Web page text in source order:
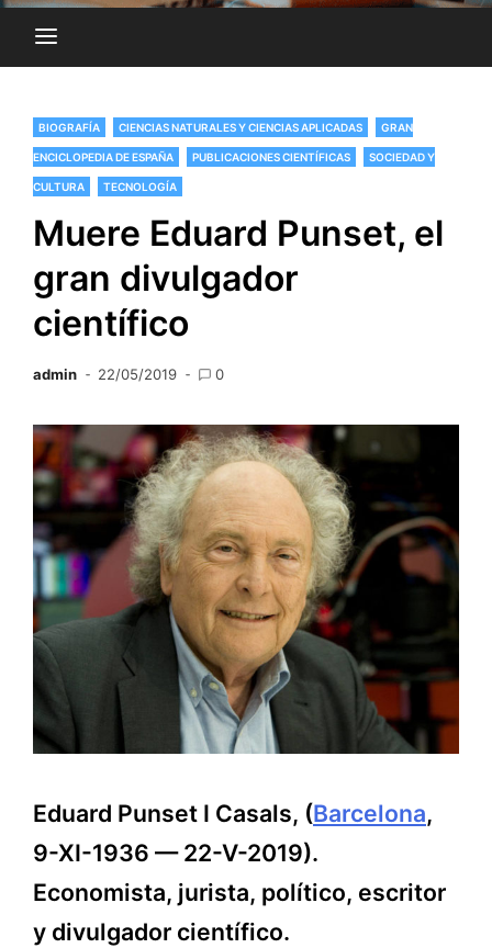
BIOGRAFÍA CIENCIAS NATURALES Y CIENCIAS APLICADAS GRAN
ENCICLOPEDIA DE ESPAÑA PUBLICACIONES CIENTÍFICAS SOCIEDAD Y
CULTURA TECNOLOGÍA
Muere Eduard Punset, el
gran divulgador
científico
admin 22/05/2019 0
Eduard Punset I Casals, (Barcelona,
9-XI-1936 — 22-V-2019).
Economista, jurista, político, escritor
y divulgador científico.